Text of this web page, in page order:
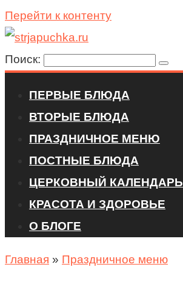
Перейти к контенту
Поиск:
ПЕРВЫЕ БЛЮДА
ВТОРЫЕ БЛЮДА
ПРАЗДНИЧНОЕ МЕНЮ
ПОСТНЫЕ БЛЮДА
ЦЕРКОВНЫЙ КАЛЕНДАРЬ
КРАСОТА И ЗДОРОВЬЕ
О БЛОГЕ
Главная » Праздничное меню